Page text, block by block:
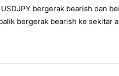
bergerak bearish dan
bergerak bearish ke sekitar